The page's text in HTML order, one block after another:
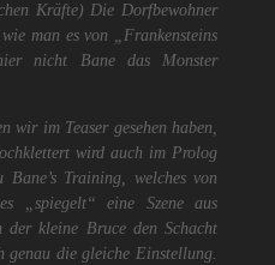
Kräfte) Die Dorfbewohner
man es von „Frankensteins
nicht Bane das Monster
wir im Teaser gesehen haben,
wird auch im Prolog
Training, welches von
„spiegelt“ eine Szene aus
der kleine Bruce den Schacht
die gleiche Einstellung.